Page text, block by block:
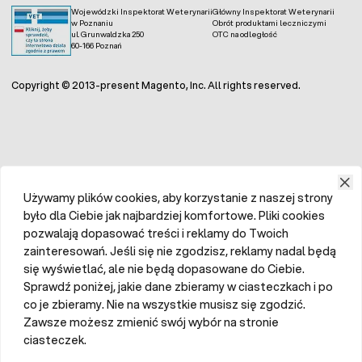
Wojewódzki Inspektorat Weterynarii
w Poznaniu
ul. Grunwaldzka 250
60-166 Poznań
Główny Inspektorat Weterynarii
Obrót produktami leczniczymi
OTC na odległość
Copyright © 2013-present Magento, Inc. All rights reserved.
Używamy plików cookies, aby korzystanie z naszej strony
było dla Ciebie jak najbardziej komfortowe. Pliki cookies
pozwalają dopasować treści i reklamy do Twoich
zainteresowań. Jeśli się nie zgodzisz, reklamy nadal będą
się wyświetlać, ale nie będą dopasowane do Ciebie.
Sprawdź poniżej, jakie dane zbieramy w ciasteczkach i po
co je zbieramy. Nie na wszystkie musisz się zgodzić.
Zawsze możesz zmienić swój wybór na stronie
ciasteczek.